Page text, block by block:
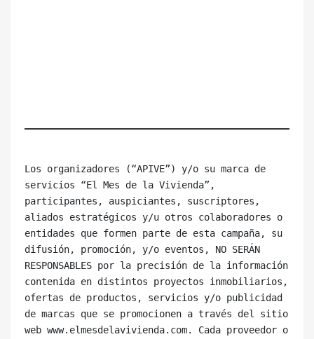
Los organizadores (“APIVE”) y/o su marca de
servicios “El Mes de la Vivienda”,
participantes, auspiciantes, suscriptores,
aliados estratégicos y/u otros colaboradores o
entidades que formen parte de esta campaña, su
difusión, promoción, y/o eventos, NO SERÁN
RESPONSABLES por la precisión de la información
contenida en distintos proyectos inmobiliarios,
ofertas de productos, servicios y/o publicidad
de marcas que se promocionen a través del sitio
web www.elmesdelavivienda.com. Cada proveedor o